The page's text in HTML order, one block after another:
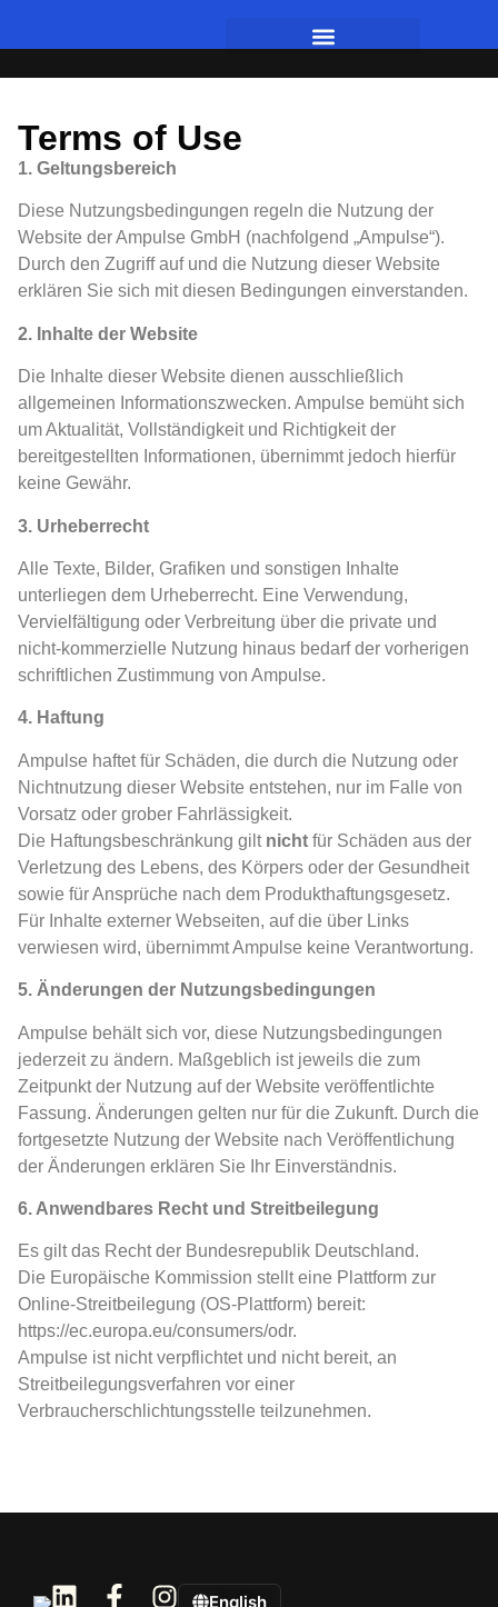
Terms of Use
1. Geltungsbereich
Diese Nutzungsbedingungen regeln die Nutzung der
Website der Ampulse GmbH (nachfolgend „Ampulse“).
Durch den Zugriff auf und die Nutzung dieser Website
erklären Sie sich mit diesen Bedingungen einverstanden.
2. Inhalte der Website
Die Inhalte dieser Website dienen ausschließlich
allgemeinen Informationszwecken. Ampulse bemüht sich
um Aktualität, Vollständigkeit und Richtigkeit der
bereitgestellten Informationen, übernimmt jedoch hierfür
keine Gewähr.
3. Urheberrecht
Alle Texte, Bilder, Grafiken und sonstigen Inhalte
unterliegen dem Urheberrecht. Eine Verwendung,
Vervielfältigung oder Verbreitung über die private und
nicht-kommerzielle Nutzung hinaus bedarf der vorherigen
schriftlichen Zustimmung von Ampulse.
4. Haftung
Ampulse haftet für Schäden, die durch die Nutzung oder
Nichtnutzung dieser Website entstehen, nur im Falle von
Vorsatz oder grober Fahrlässigkeit.
Die Haftungsbeschränkung gilt nicht für Schäden aus der
Verletzung des Lebens, des Körpers oder der Gesundheit
sowie für Ansprüche nach dem Produkthaftungsgesetz.
Für Inhalte externer Webseiten, auf die über Links
verwiesen wird, übernimmt Ampulse keine Verantwortung.
5. Änderungen der Nutzungsbedingungen
Ampulse behält sich vor, diese Nutzungsbedingungen
jederzeit zu ändern. Maßgeblich ist jeweils die zum
Zeitpunkt der Nutzung auf der Website veröffentlichte
Fassung. Änderungen gelten nur für die Zukunft. Durch die
fortgesetzte Nutzung der Website nach Veröffentlichung
der Änderungen erklären Sie Ihr Einverständnis.
6. Anwendbares Recht und Streitbeilegung
Es gilt das Recht der Bundesrepublik Deutschland.
Die Europäische Kommission stellt eine Plattform zur
Online-Streitbeilegung (OS-Plattform) bereit:
https://ec.europa.eu/consumers/odr.
Ampulse ist nicht verpflichtet und nicht bereit, an
Streitbeilegungsverfahren vor einer
Verbraucherschlichtungsstelle teilzunehmen.
English